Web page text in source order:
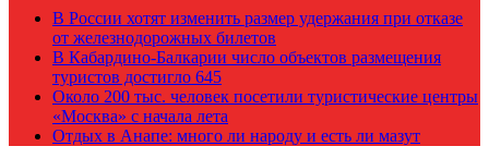
В России хотят изменить размер удержания при отказе
от железнодорожных билетов
В Кабардино-Балкарии число объектов размещения
туристов достигло 645
Около 200 тыс. человек посетили туристические центры
«Москва» с начала лета
Отдых в Анапе: много ли народу и есть ли мазут